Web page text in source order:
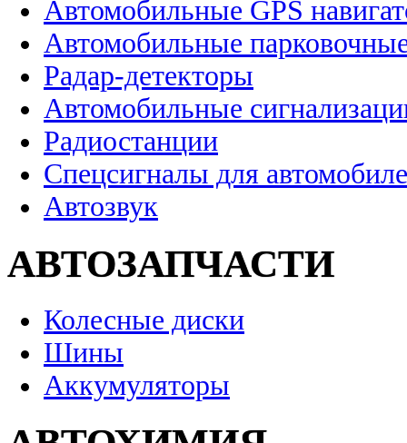
Автомобильные GPS
Автомобильные
Радар-детекторы
Автомобильные
Радиостанции
Спецсигналы для
Автозвук
АВТОЗАПЧАСТИ
Колесные диски
Шины
Аккумуляторы